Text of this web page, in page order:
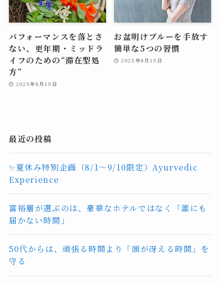
パフォーマンスを落とさ
ない、更年期・ミッドラ
イフのための“滞在型処
方”
2025年8月15日
お盆明けブルーを手放す
簡単な5つの習慣
2025年8月15日
最近の投稿
✨夏休み特別企画（8/1〜9/10限定）Ayurvedic
Experience
富裕層が選ぶのは、豪華なホテルではなく「誰にも
届かない時間」
50代からは、頑張る時間より「頭が冴える時間」を
守る